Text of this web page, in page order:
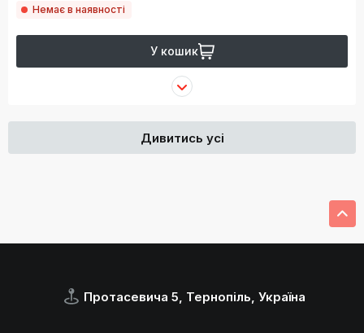
Немає в наявності
У кошик
Дивитись усі
Протасевича 5, Тернопіль, Україна